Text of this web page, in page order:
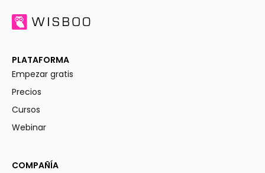
PLATAFORMA
Empezar gratis
Precios
Cursos
Webinar
COMPAÑÍA